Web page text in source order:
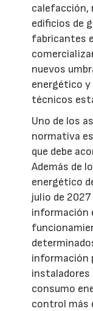
calefacción,
edificios de
fabricantes
nuevos
energético
técnicos
Uno de los
normativa
que debe
Además de
energético
julio de
información
información
instaladores
consumo
control más